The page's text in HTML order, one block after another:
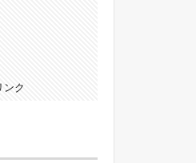
ンク